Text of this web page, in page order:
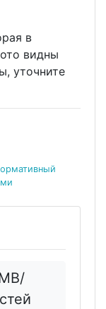
в
видны
уточните